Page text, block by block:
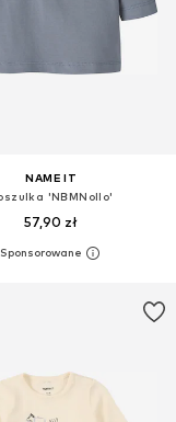
NAME IT
'NBMNollo'
57,90 zł
56, 62, 68, 74, 80, 86